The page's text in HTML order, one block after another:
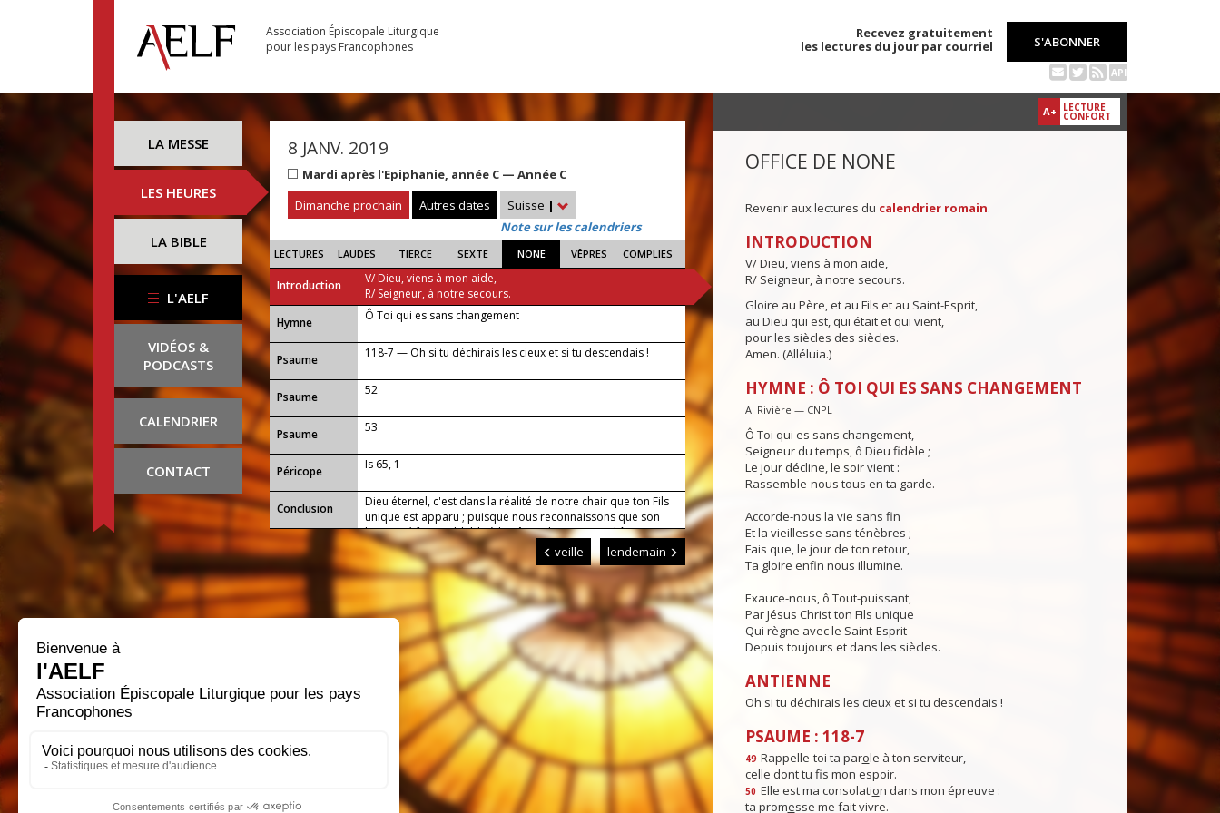
Association Épiscopale Liturgique
pour les pays Francophones
Recevez gratuitement
les lectures du jour par courriel
S'ABONNER
API
LA MESSE
LES HEURES
LA BIBLE
L'AELF
VIDÉOS &
PODCASTS
CALENDRIER
CONTACT
8 JANV. 2019
Mardi après l'Epiphanie, année C — Année C
Dimanche prochain
Autres dates Suisse |
Note sur les calendriers
LECTURES LAUDES TIERCE SEXTE NONE VÊPRES COMPLIES
Introduction
V/ Dieu, viens à mon aide,
R/ Seigneur, à notre secours.
...
Hymne Ô Toi qui es sans changement
Psaume 118-7 — Oh si tu déchirais les cieux et si tu descendais !
Psaume 52
Psaume 53
Péricope Is 65, 1
Conclusion
Dieu éternel, c'est dans la réalité de notre chair que ton Fils
unique est apparu ; puisque nous reconnaissons que son
humanité fut semblable à la nôtre, donne-nous d'être
transformés par lui au plus intime de notre cœur. Lui qui
veille lendemain
A+ LECTURE
CONFORT
OFFICE DE NONE
Revenir aux lectures du calendrier romain.
INTRODUCTION
V/ Dieu, viens à mon aide,
R/ Seigneur, à notre secours.
Gloire au Père, et au Fils et au Saint-Esprit,
au Dieu qui est, qui était et qui vient,
pour les siècles des siècles.
Amen. (Alléluia.)
HYMNE : Ô TOI QUI ES SANS CHANGEMENT
A. Rivière — CNPL
Ô Toi qui es sans changement,
Seigneur du temps, ô Dieu fidèle ;
Le jour décline, le soir vient :
Rassemble-nous tous en ta garde.
Accorde-nous la vie sans fin
Et la vieillesse sans ténèbres ;
Fais que, le jour de ton retour,
Ta gloire enfin nous illumine.
Exauce-nous, ô Tout-puissant,
Par Jésus Christ ton Fils unique
Qui règne avec le Saint-Esprit
Depuis toujours et dans les siècles.
ANTIENNE
Oh si tu déchirais les cieux et si tu descendais !
PSAUME : 118-7
49 Rappelle-toi ta parole à ton serviteur,
celle dont tu fs mon espoir.
50 Elle est ma consolation dans mon épreuve :
ta promesse me fait vivre.